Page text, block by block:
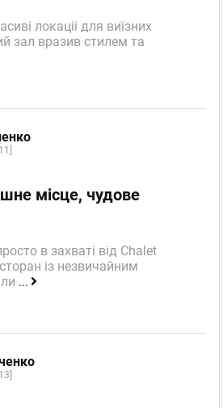
локаціі для виїзних
зал вразив стилем та
місце, чудове
в захваті від Chalet
із незвичайним
...